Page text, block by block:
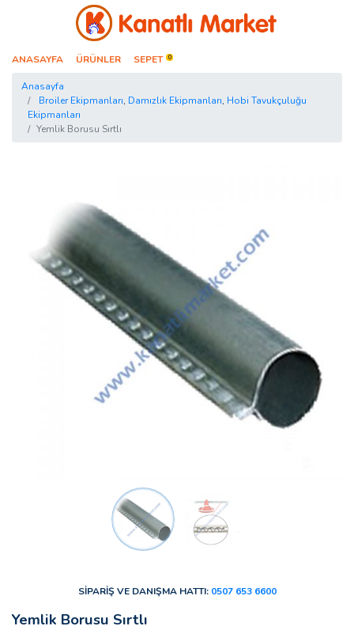
Kanatlı Market
ANASAYFA ÜRÜNLER SEPET 0
Anasayfa
Broiler Ekipmanları, Damızlık Ekipmanları, Hobi Tavukçuluğu
Ekipmanları
Yemlik Borusu Sırtlı
SİPARİŞ VE DANIŞMA HATTI: 0507 653 6600
Yemlik Borusu Sırtlı